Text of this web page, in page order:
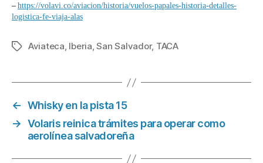
–https://volavi.co/aviacion/historia/vuelos-papales-historia-detalles-
logistica-fe-viaja-alas
Etiquetas
Aviateca, Iberia,San Salvador, TACA
← Whisky en la pista 15
→ Volaris reinica trámites para operar como
aerolínea salvadoreña